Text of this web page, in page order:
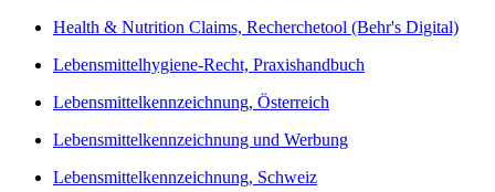
Health & Nutrition Claims, Recherchetool (Behr's Digital)
Lebensmittelhygiene-Recht, Praxishandbuch
Lebensmittelkennzeichnung, Österreich
Lebensmittelkennzeichnung und Werbung
Lebensmittelkennzeichnung, Schweiz